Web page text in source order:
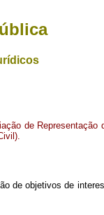
de
.
de objetivos de